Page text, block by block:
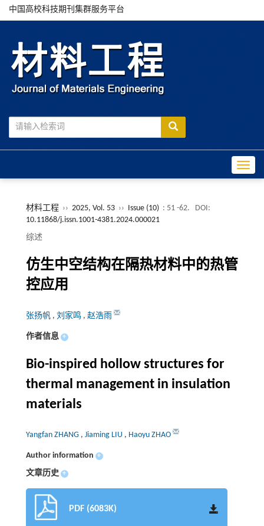
中国高校科技期刊集群服务平台
材料工程 ›› 2025, Vol. 53 ›› Issue (10) : 51 -62.
DOI:
10.11868/j.issn.1001-4381.2024.000021
综述
仿生中空结构在隔热材料中的热管
控应用
张扬帆 , 刘家鸣 , 赵浩雨
作者信息 +
Bio-inspired hollow structures for
thermal management in insulation
materials
Yangfan ZHANG , Jiaming LIU , Haoyu ZHAO
Author information +
文章历史 +
PDF (6083K)